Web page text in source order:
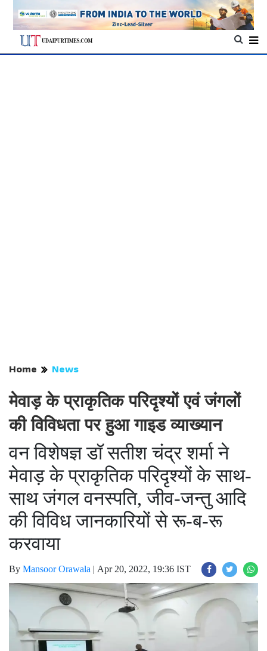
Home News
मेवाड़ के प्राकृतिक परिदृश्यों एवं जंगलों
की विविधता पर हुआ गाइड व्याख्यान
वन विशेषज्ञ डॉ सतीश चंद्र शर्मा ने
मेवाड़ के प्राकृतिक परिदृश्यों के साथ-
साथ जंगल वनस्पति, जीव-जन्तु आदि
की विविध जानकारियों से रू-ब-रू
करवाया
By Mansoor Orawala | Apr 20, 2022, 19:36 IST